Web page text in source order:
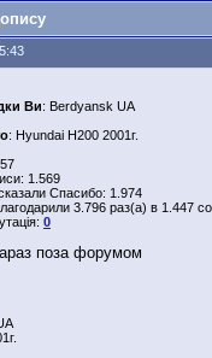
Ви: Berdyansk UA
: Hyundai H200 2001г.
57
1.569
Спасибо: 1.974
3.796 раз(а) в 1.447
0